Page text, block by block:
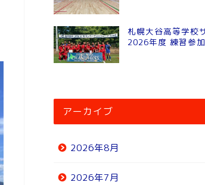
札幌大谷高等学校
2026年度 練習参
アーカイブ
2026年8月
2026年7月